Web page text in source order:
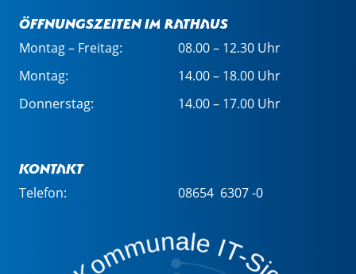
Öffnungszeiten im Rathaus
Montag – Freitag:
08.00 – 12.30 Uhr
Montag:
14.00 – 18.00 Uhr
Donnerstag:
14.00 – 17.00 Uhr
Kontakt
Telefon: 08654 6307 -0